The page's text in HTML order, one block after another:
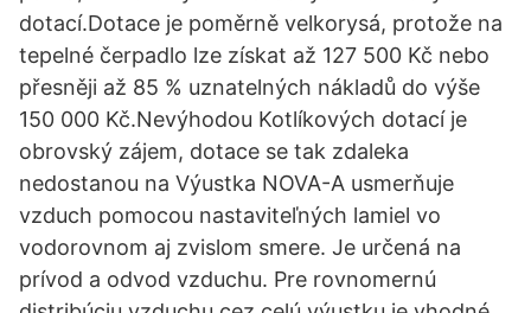
dotací.Dotace je poměrně velkorysá, protože na
tepelné čerpadlo lze získat až 127 500 Kč nebo
přesněji až 85 % uznatelných nákladů do výše
150 000 Kč.Nevýhodou Kotlíkových dotací je
obrovský zájem, dotace se tak zdaleka
nedostanou na Výustka NOVA-A usmerňuje
vzduch pomocou nastaviteľných lamiel vo
vodorovnom aj zvislom smere. Je určená na
prívod a odvod vzduchu. Pre rovnomernú